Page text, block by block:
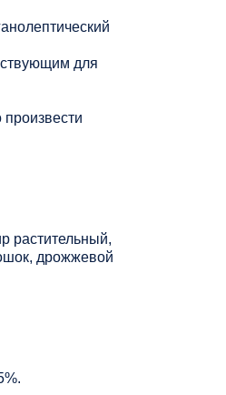
для
растительный,
дрожжевой